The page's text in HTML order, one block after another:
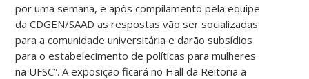
por uma semana, e após compilamento pela equipe
da CDGEN/SAAD as respostas vão ser socializadas
para a comunidade universitária e darão subsídios
para o estabelecimento de políticas para mulheres
na UFSC”. A exposição ficará no Hall da Reitoria a